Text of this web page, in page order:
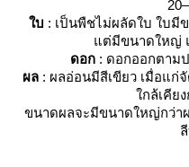
บ : เป็นพืชไม่ผลัดใบ ใบมี
ต่มีขนาดใหญ่ แ
ดอก : ดอกออกตาม
ผล : ผลอ่อนมีสีเขียว เมื่อแก่
กล้เคียง
ขนาดผลจะมีขนาดใหญ่กว่า